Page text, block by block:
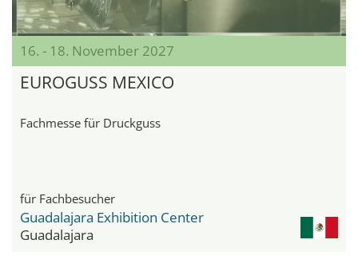
16. - 18. November 2027
EUROGUSS MEXICO
Fachmesse für Druckguss
für Fachbesucher
Guadalajara Exhibition Center
Guadalajara